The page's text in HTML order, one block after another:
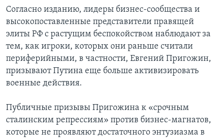
Согласно изданию, лидеры бизнес-сообщества и
высокопоставленные представители правящей
элиты РФ с растущим беспокойством наблюдают за
тем, как игроки, которых они раньше считали
периферийными, в частности, Евгений Пригожин,
призывают Путина еще больше активизировать
военные действия.
Публичные призывы Пригожина к «срочным
сталинским репрессиям» против бизнес-магнатов,
которые не проявляют достаточного энтузиазма в